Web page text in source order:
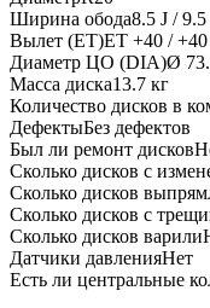
Ширина обода8.5 J / 9.5
Вылет (ET)ET +40 / +40
Диаметр ЦО (DIA)Ø
Масса диска13.7 кг
Количество дисков в
ДефектыБез дефектов
Был ли ремонт дисков
Сколько дисков с
Сколько дисков
Сколько дисков с
Сколько дисков варили
Датчики давленияНет
Есть ли центральные